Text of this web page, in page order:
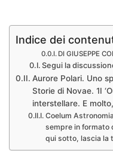
Indice dei
DI GIUSEPPE
Segui la
Aurore Polari. Uno
Storie di Novae. 1I
interstellare. E
Coelum
sempre in formato
qui sotto, lascia la